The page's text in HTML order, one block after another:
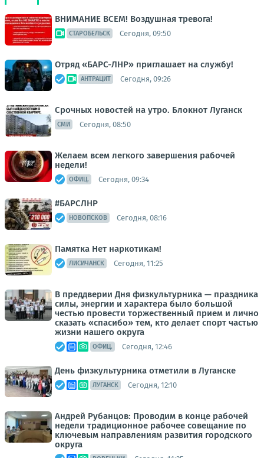
ВНИМАНИЕ ВСЕМ! Воздушная тревога!
СТАРОБЕЛЬСК Сегодня, 09:50
Отряд «БАРС-ЛНР» приглашает на службу!
АНТРАЦИТ Сегодня, 09:26
Срочных новостей на утро. Блокнот Луганск
СМИ Сегодня, 08:50
Желаем всем легкого завершения рабочей
недели!
ОФИЦ. Сегодня, 09:34
#БАРСЛНР
НОВОПСКОВ Сегодня, 08:16
Памятка Нет наркотикам!
ЛИСИЧАНСК Сегодня, 11:25
В преддверии Дня физкультурника — праздника
силы, энергии и характера было большой
честью провести торжественный прием и лично
сказать «спасибо» тем, кто делает спорт частью
жизни нашего округа
ОФИЦ. Сегодня, 12:46
День физкультурника отметили в Луганске
ЛУГАНСК Сегодня, 12:10
Андрей Рубанцов: Проводим в конце рабочей
недели традиционное рабочее совещание по
ключевым направлениям развития городского
округа